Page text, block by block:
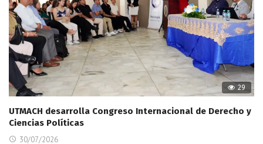
29
UTMACH desarrolla Congreso Internacional de Derecho y
Ciencias Políticas
30/07/2026